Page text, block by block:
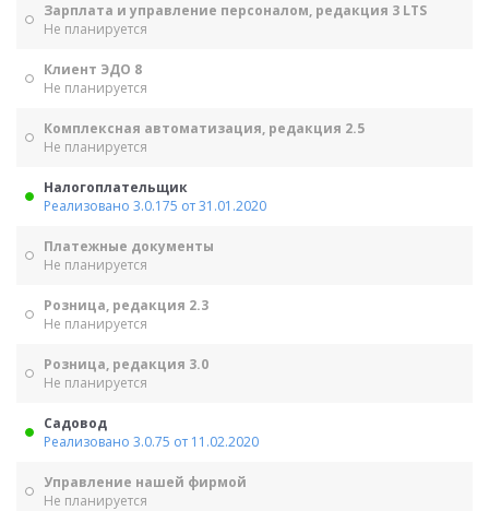
Зарплата и управление персоналом, редакция 3 LTS
Не планируется
Клиент ЭДО 8
Не планируется
Комплексная автоматизация, редакция 2.5
Не планируется
Налогоплательщик
Реализовано 3.0.175 от 31.01.2020
Платежные документы
Не планируется
Розница, редакция 2.3
Не планируется
Розница, редакция 3.0
Не планируется
Садовод
Реализовано 3.0.75 от 11.02.2020
Управление нашей фирмой
Не планируется